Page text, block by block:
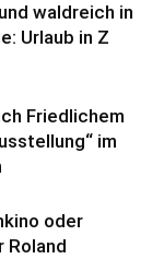
waldreich in
Urlaub in Z
Friedlichem
im
oder
Roland